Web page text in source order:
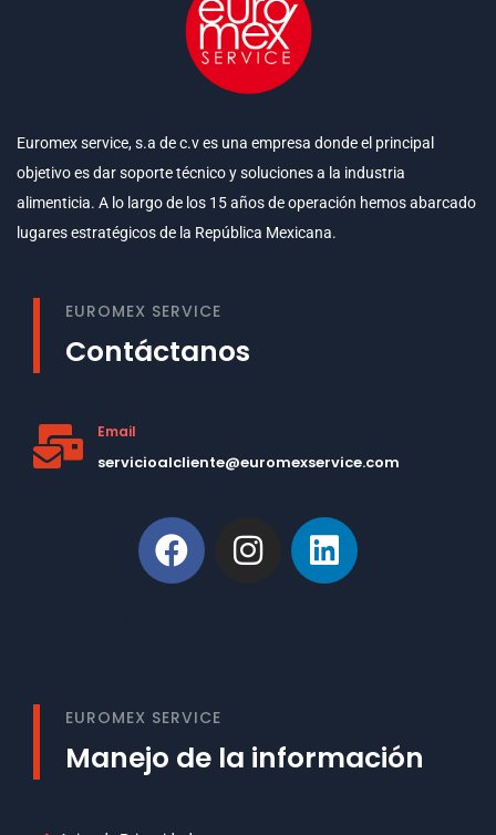
Euromex service, s.a de c.v es una empresa donde el principal
objetivo es dar soporte técnico y soluciones a la industria
alimenticia. A lo largo de los 15 años de operación hemos abarcado
lugares estratégicos de la República Mexicana.
EUROMEX SERVICE
Contáctanos
Email
servicioalcliente@euromexservice.com
EUROMEX SERVICE
Manejo de la información